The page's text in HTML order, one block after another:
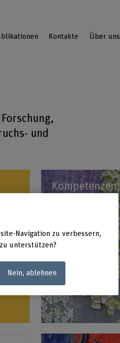
Kontakte Über uns
und
Kompetenzen
Navigation zu verbessern,
unterstützen?
Nein, ablehnen